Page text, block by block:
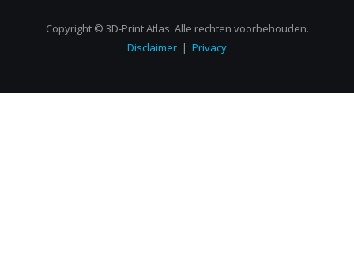
Copyright © 3D-Print Atlas. Alle rechten voorbehouden.
Disclaimer | Privacy